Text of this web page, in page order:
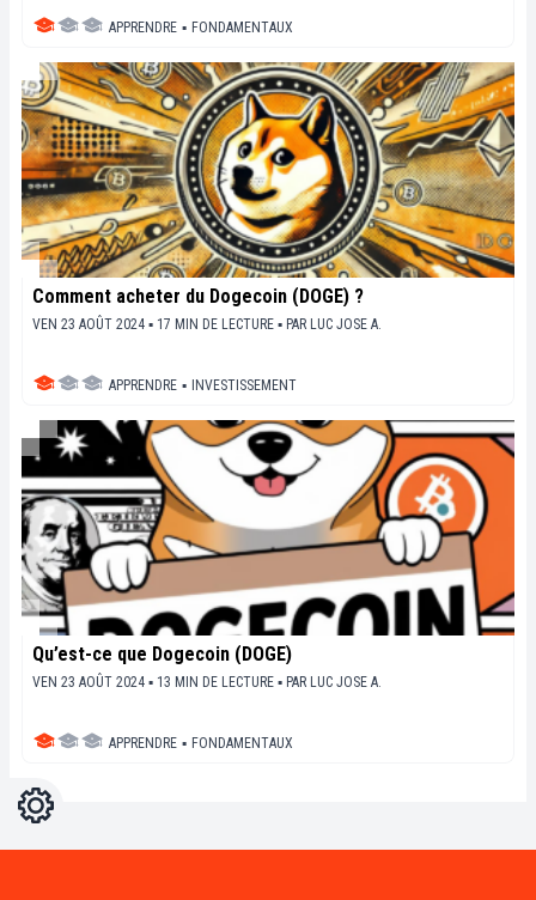
APPRENDRE ▪ FONDAMENTAUX
Comment acheter du Dogecoin (DOGE) ?
VEN 23 AOÛT 2024 ▪ 17 MIN DE LECTURE ▪ PAR LUC JOSE A.
APPRENDRE ▪ INVESTISSEMENT
Qu’est-ce que Dogecoin (DOGE)
VEN 23 AOÛT 2024 ▪ 13 MIN DE LECTURE ▪ PAR LUC JOSE A.
APPRENDRE ▪ FONDAMENTAUX
Réglages